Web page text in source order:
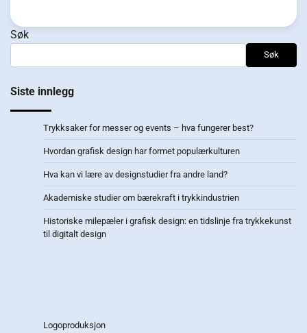
Søk
Søk
Siste innlegg
Trykksaker for messer og events – hva fungerer best?
Hvordan grafisk design har formet populærkulturen
Hva kan vi lære av designstudier fra andre land?
Akademiske studier om bærekraft i trykkindustrien
Historiske milepæler i grafisk design: en tidslinje fra trykkekunst
til digitalt design
Logoproduksjon